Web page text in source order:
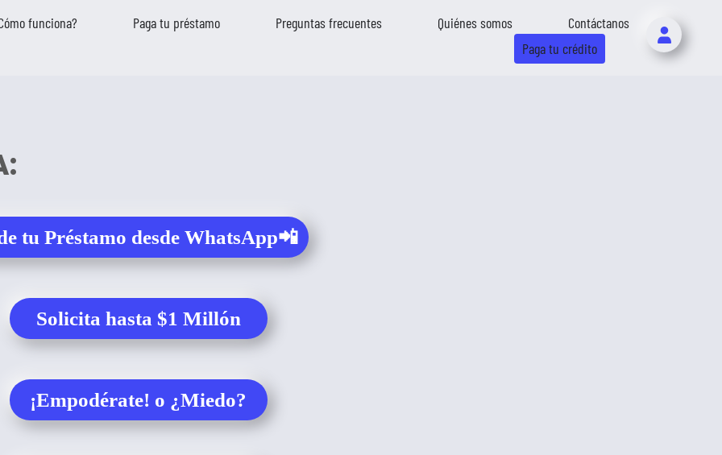
funciona? Paga tu préstamo Preguntas frecuentes Quiénes somos
Contáctanos
Paga tu crédito
tu Préstamo desde WhatsApp📲
Solicita hasta $1 Millón
¡Empodérate! o ¿Miedo?